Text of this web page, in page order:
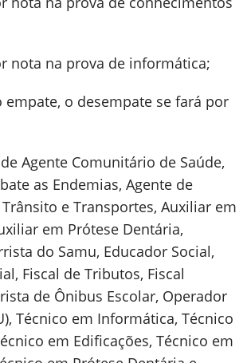
nota na prova de informática;
empate, o desempate se fará por
Agente Comunitário de Saúde,
as Endemias, Agente de
e Transportes, Auxiliar em
em Prótese Dentária,
do Samu, Educador Social,
Fiscal de Tributos, Fiscal
de Ônibus Escolar, Operador
Técnico em Informática, Técnico
em Edificações, Técnico em